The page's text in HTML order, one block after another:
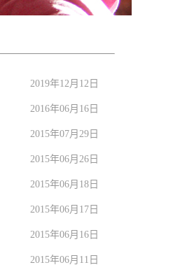
2019年12月12日
2016年06月16日
2015年07月29日
2015年06月26日
2015年06月18日
2015年06月17日
2015年06月16日
2015年06月11日